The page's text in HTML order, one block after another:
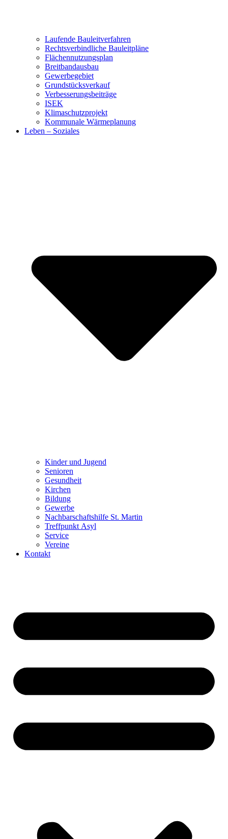
Laufende Bauleitverfahren
Rechtsverbindliche Bauleitpläne
Flächennutzungsplan
Breitbandausbau
Gewerbegebiet
Grundstücksverkauf
Verbesserungsbeiträge
ISEK
Klimaschutzprojekt
Kommunale Wärmeplanung
Leben – Soziales
Kinder und Jugend
Senioren
Gesundheit
Kirchen
Bildung
Gewerbe
Nachbarschaftshilfe St. Martin
Treffpunkt Asyl
Service
Vereine
Kontakt